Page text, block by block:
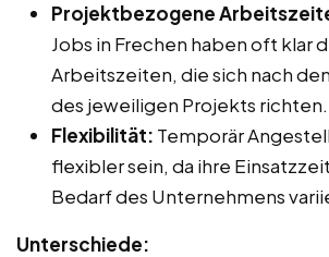
Projektbezogene
Jobs in Frechen haben oft klar
Arbeitszeiten, die sich nach
des jeweiligen Projekts richten.
Flexibilität: Temporär
flexibler sein, da ihre
Bedarf des Unternehmens
Unterschiede: